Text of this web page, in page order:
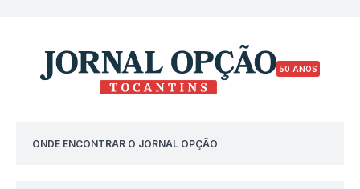
50 ANOS
ONDE ENCONTRAR O JORNAL OPÇÃO